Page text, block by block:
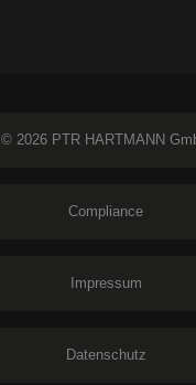
© 2026 PTR HARTMANN
Compliance
Impressum
Datenschutz